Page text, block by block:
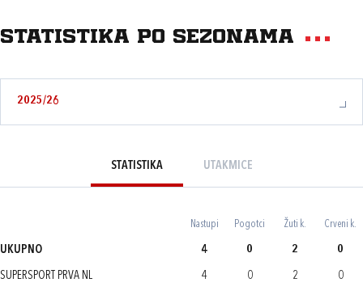
Statistika po sezonama
2025/26
STATISTIKA UTAKMICE
Nastupi Pogotci Žuti k. Crveni k.
UKUPNO 4 0 2 0
SUPERSPORT PRVA NL 4 0 2 0